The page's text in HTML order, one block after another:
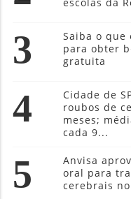
3
Saiba o que
para obter
gratuita
4
Cidade de
roubos de
meses;
cada 9...
5
Anvisa
oral para
cerebrais